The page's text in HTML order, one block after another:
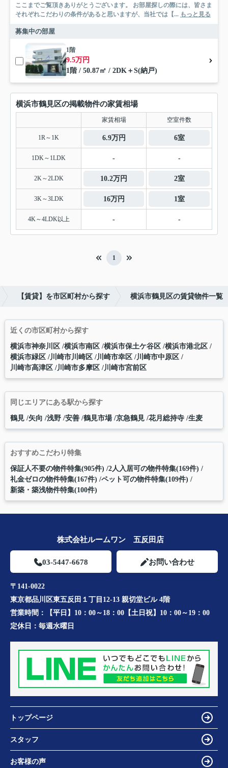
ここまでご覧頂きありがとうございます。 お部屋探しの際には、皆さま
それぞれこだわりの条件があると思いますが、当社では【... もっと見る
募集中の部屋
1階
9.5万円
1階 / 50.87㎡ / 2DK＋S(納戸)
横浜市鶴見区の掲載物件の家賃相場
家賃相場 空室件数
1R～1K 6.9万円 6室
1DK～1LDK - -
2K～2LDK 10.2万円 2室
3K～3LDK 16万円 1室
4K～4LDK以上 - -
1
【賃貸】を市区町村から探す 横浜市鶴見区の賃貸物件一覧
近くの市区町村から探す
横浜市神奈川区 横浜市南区 横浜市保土ケ谷区 横浜市港北区
横浜市緑区 川崎市川崎区 川崎市幸区 川崎市中原区
川崎市高津区 川崎市多摩区 川崎市宮前区
同じエリアにある駅から探す
鶴見 矢向 浅野 安善 鶴見市場 京急鶴見 花月総持寺 生麦
おすすめこだわり特集
保証人不要の物件特集(905件) 2人入居可の物件特集(169件)
礼金ゼロの物件特集(167件) ペット可の物件特集(109件)
新築・築浅物件特集(100件)
株式会社ルームワン 五反田店
03-5447-6678 お問い合わせ
〒141-0022
東京都品川区東五反田１丁目12-13 親切堂ビル 4階
営業時間：
【平日】10：00～18：00【土日祝】10：00～19：00
定休日： 毎週水曜日
トップページ
スタッフ
お客様の声